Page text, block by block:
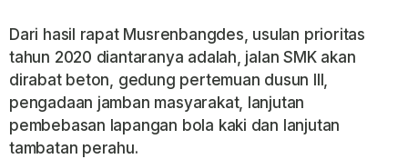
Dari hasil rapat Musrenbangdes, usulan prioritas
tahun 2020 diantaranya adalah, jalan SMK akan
dirabat beton, gedung pertemuan dusun III,
pengadaan jamban masyarakat, lanjutan
pembebasan lapangan bola kaki dan lanjutan
tambatan perahu.